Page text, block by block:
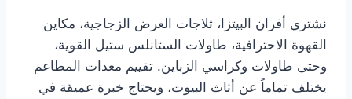
نشتري أفران البيتزا، ثلاجات العرض الزجاجية، مكاين
القهوة الاحترافية، طاولات الستانلس ستيل القوية،
وحتى طاولات وكراسي الزباين. تقييم معدات المطاعم
يختلف تماماً عن أثاث البيوت، ويحتاج خبرة عميقة في